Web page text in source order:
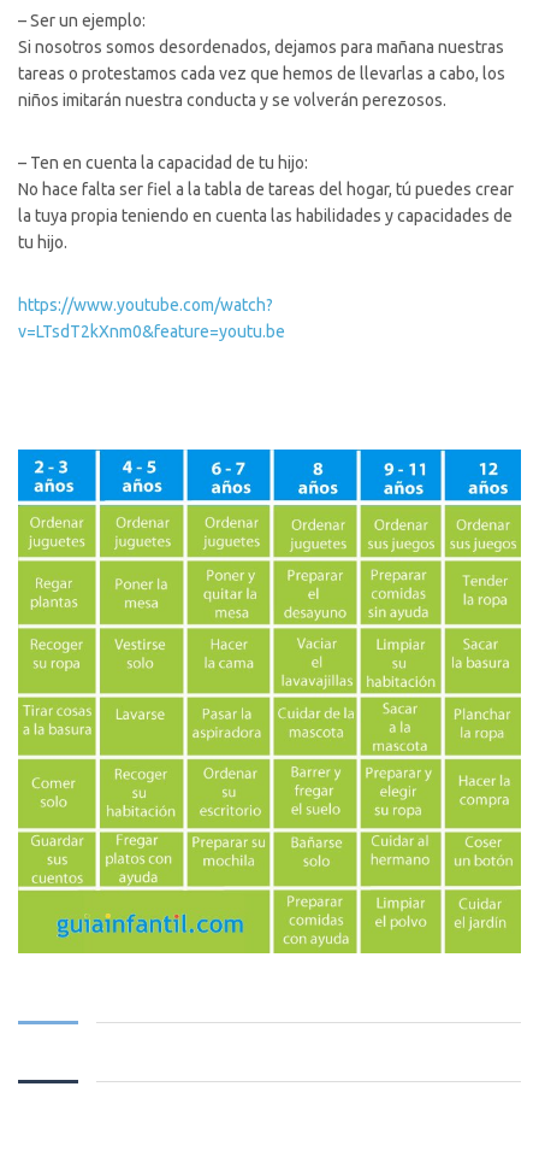
– Ser un ejemplo:
Si nosotros somos desordenados, dejamos para mañana nuestras
tareas o protestamos cada vez que hemos de llevarlas a cabo, los
niños imitarán nuestra conducta y se volverán perezosos.
– Ten en cuenta la capacidad de tu hijo:
No hace falta ser fiel a la tabla de tareas del hogar, tú puedes crear
la tuya propia teniendo en cuenta las habilidades y capacidades de
tu hijo.
https://www.youtube.com/watch?
v=LTsdT2kXnm0&feature=youtu.be